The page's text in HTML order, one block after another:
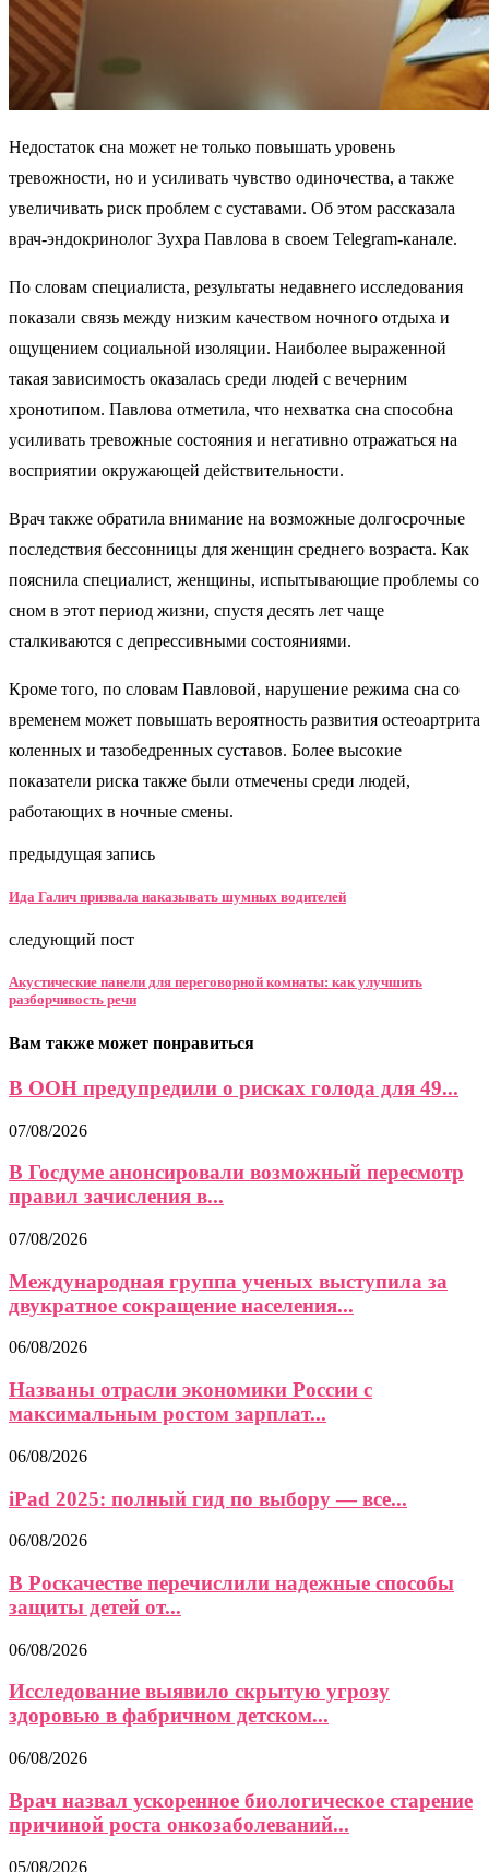
Недостаток сна может не только повышать уровень
тревожности, но и усиливать чувство одиночества, а также
увеличивать риск проблем с суставами. Об этом рассказала
врач-эндокринолог Зухра Павлова в своем Telegram-канале.
По словам специалиста, результаты недавнего исследования
показали связь между низким качеством ночного отдыха и
ощущением социальной изоляции. Наиболее выраженной
такая зависимость оказалась среди людей с вечерним
хронотипом. Павлова отметила, что нехватка сна способна
усиливать тревожные состояния и негативно отражаться на
восприятии окружающей действительности.
Врач также обратила внимание на возможные долгосрочные
последствия бессонницы для женщин среднего возраста. Как
пояснила специалист, женщины, испытывающие проблемы со
сном в этот период жизни, спустя десять лет чаще
сталкиваются с депрессивными состояниями.
Кроме того, по словам Павловой, нарушение режима сна со
временем может повышать вероятность развития остеоартрита
коленных и тазобедренных суставов. Более высокие
показатели риска также были отмечены среди людей,
работающих в ночные смены.
предыдущая запись
Ида Галич призвала наказывать шумных водителей
следующий пост
Акустические панели для переговорной комнаты: как улучшить
разборчивость речи
Вам также может понравиться
В ООН предупредили о рисках голода для 49...
07/08/2026
В Госдуме анонсировали возможный пересмотр
правил зачисления в...
07/08/2026
Международная группа ученых выступила за
двукратное сокращение населения...
06/08/2026
Названы отрасли экономики России с
максимальным ростом зарплат...
06/08/2026
iPad 2025: полный гид по выбору — все...
06/08/2026
В Роскачестве перечислили надежные способы
защиты детей от...
06/08/2026
Исследование выявило скрытую угрозу
здоровью в фабричном детском...
06/08/2026
Врач назвал ускоренное биологическое старение
причиной роста онкозаболеваний...
05/08/2026